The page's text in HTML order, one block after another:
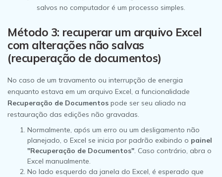
salvos no computador é um processo simples.
Método 3: recuperar um arquivo Excel
com alterações não salvas
(recuperação de documentos)
No caso de um travamento ou interrupção de energia
enquanto estava em um arquivo Excel, a funcionalidade
Recuperação de Documentos pode ser seu aliado na
restauração das edições não gravadas.
Normalmente, após um erro ou um desligamento não
planejado, o Excel se inicia por padrão exibindo o painel
"Recuperação de Documentos". Caso contrário, abra o
Excel manualmente.
No lado esquerdo da janela do Excel, é esperado que